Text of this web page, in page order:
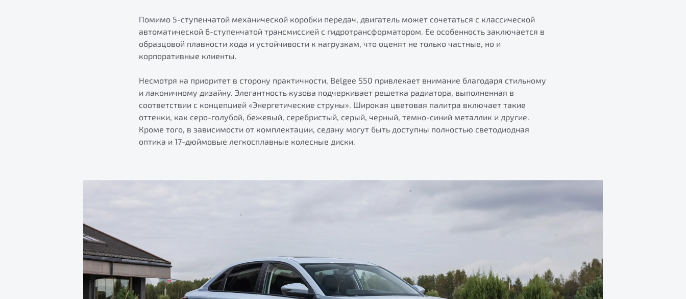
Помимо 5-ступенчатой механической коробки передач, двигатель может сочетаться с классической
автоматической 6-ступенчатой трансмиссией с гидротрансформатором. Ее особенность заключается в
образцовой плавности хода и устойчивости к нагрузкам, что оценят не только частные, но и
корпоративные клиенты.
Несмотря на приоритет в сторону практичности, Belgee S50 привлекает внимание благодаря стильному
и лаконичному дизайну. Элегантность кузова подчеркивает решетка радиатора, выполненная в
соответствии с концепцией «Энергетические струны». Широкая цветовая палитра включает такие
оттенки, как серо-голубой, бежевый, серебристый, серый, черный, темно-синий металлик и другие.
Кроме того, в зависимости от комплектации, седану могут быть доступны полностью светодиодная
оптика и 17-дюймовые легкосплавные колесные диски.